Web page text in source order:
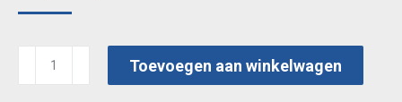
prijs
was: is:
€ 0,30.
studiolight
stapns10
Toevoegen aan winkelwagen